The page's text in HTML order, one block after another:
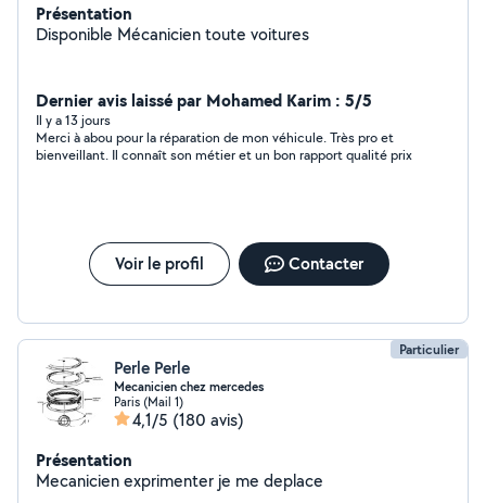
Présentation
Disponible Mécanicien toute voitures
Dernier avis laissé par Mohamed Karim : 5/5
Il y a 13 jours
Merci à abou pour la réparation de mon véhicule. Très pro et
bienveillant. Il connaît son métier et un bon rapport qualité prix
Voir le profil Contacter
Particulier
Perle Perle
Mecanicien chez mercedes
Paris (Mail 1)
4,1/5 (180 avis)
Présentation
Mecanicien exprimenter je me deplace